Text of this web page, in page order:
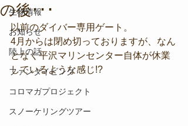
生物情報
お知らせ
陸上の話
ファンダイビング
コロマガプロジェクト
スノーケリングツアー
の後･･･
以前のダイバー専用ゲート。
4月からは閉め切っておりますが、なん
となく平沢マリンセンター自体が休業
しているような感じ!?